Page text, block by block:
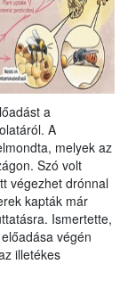
a
A
melyek az
Szó volt
végezhet drónnal
kapták már
Ismertette,
végén
illetékes